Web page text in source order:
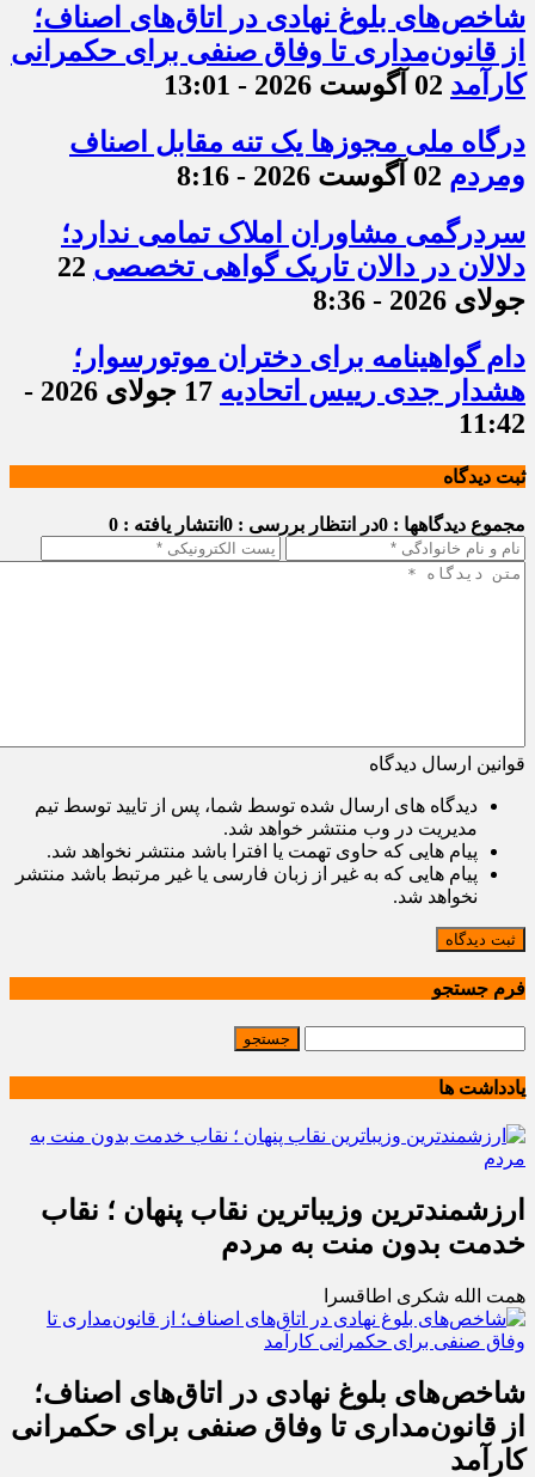
شاخص‌های بلوغ نهادی در اتاق‌های اصناف؛
از قانون‌مداری تا وفاق صنفی برای حکمرانی
کارآمد 02 آگوست 2026 - 13:01
درگاه ملی مجوزها یک تنه مقابل اصناف
ومردم 02 آگوست 2026 - 8:16
سردرگمی مشاوران املاک تمامی ندارد؛
دلالان در دالان تاریک گواهی تخصصی 22
جولای 2026 - 8:36
دام گواهینامه برای دختران موتورسوار؛
هشدار جدی رییس اتحادیه
17 جولای 2026 -
11:42
ثبت دیدگاه
مجموع دیدگاهها : 0 در انتظار بررسی : 0 انتشار یافته : 0
قوانین ارسال دیدگاه
دیدگاه های ارسال شده توسط شما، پس از تایید توسط تیم
مدیریت در وب منتشر خواهد شد.
پیام هایی که حاوی تهمت یا افترا باشد منتشر نخواهد شد.
پیام هایی که به غیر از زبان فارسی یا غیر مرتبط باشد منتشر
نخواهد شد.
ثبت دیدگاه
فرم جستجو
یادداشت ها
ارزشمندترین وزیباترین نقاب پنهان ؛ نقاب
خدمت بدون منت به مردم
همت الله شکری اطاقسرا
شاخص‌های بلوغ نهادی در اتاق‌های اصناف؛
از قانون‌مداری تا وفاق صنفی برای حکمرانی
کارآمد